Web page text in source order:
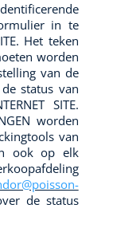
in te
Het teken
worden
van de
status van
SITE.
worden
van
ook op elk
de status